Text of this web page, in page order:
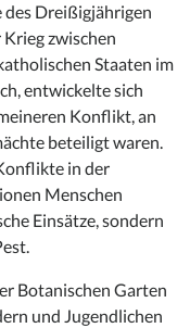
des Dreißigjährigen
zwischen
Staaten im
entwickelte sich
Konflikt, an
beteiligt waren.
in der
Menschen
Einsätze, sondern
Botanischen Garten
und Jugendlichen